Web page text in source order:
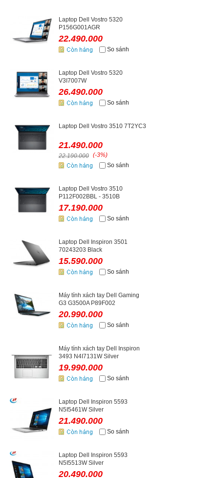
Laptop Dell Vostro 5320
P156G001AGR
22.490.000
So sánh
Laptop Dell Vostro 5320
V3I7007W
26.490.000
So sánh
Laptop Dell Vostro 3510 7T2YC3
21.490.000
22.190.000 (-3%)
So sánh
Laptop Dell Vostro 3510
P112F002BBL - 3510B
17.190.000
So sánh
Laptop Dell Inspiron 3501
70243203 Black
15.590.000
So sánh
Máy tính xách tay Dell Gaming
G3 G3500A P89F002
20.990.000
So sánh
Máy tính xách tay Dell Inspiron
3493 N4I7131W Silver
19.990.000
So sánh
Laptop Dell Inspiron 5593
N5I5461W Silver
21.490.000
So sánh
Laptop Dell Inspiron 5593
N5I5513W Silver
20.490.000